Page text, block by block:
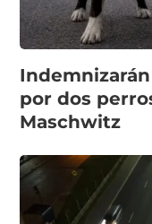
por dos
Maschwitz